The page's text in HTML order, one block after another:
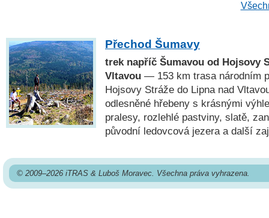
Přechod Šumavy
trek napříč Šumavou od Hojsovy
Vltavou — 153 km trasa národním
Hojsovy Stráže do Lipna nad
odlesněné hřebeny s krásnými
pralesy, rozlehlé pastviny, slatě,
původní ledovcová jezera a další
© 2009–2026 iTRAS & Luboš Moravec. Všechna práva vyhrazena.